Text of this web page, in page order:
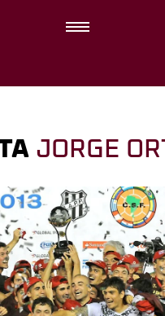
JORGE